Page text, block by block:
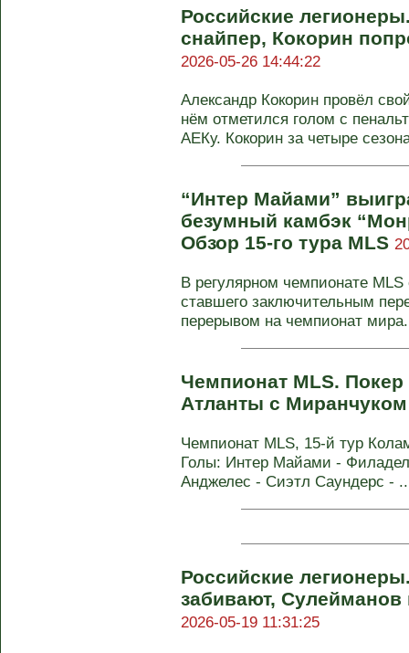
Российские
снайпер, Кокорин
2026-05-26 14:44:22
Александр Кокорин провёл
нём отметился голом с
АЕКу. Кокорин за четыре
“Интер Майами”
безумный камбэк
Обзор 15-го тура MLS
В регулярном чемпионате
ставшего заключительным
перерывом на чемпионат
Чемпионат MLS.
Атланты с
Чемпионат MLS, 15-й тур
Голы: Интер Майами -
Анджелес - Сиэтл Саундерс -
Российские
забивают, Сулейманов
2026-05-19 11:31:25